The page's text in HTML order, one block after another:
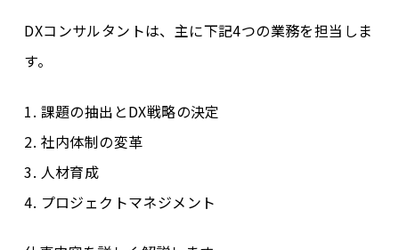
DXコンサルタントは、主に下記4つの業務を担当しま
す。
1. 課題の抽出とDX戦略の決定
2. 社内体制の変革
3. 人材育成
4. プロジェクトマネジメント